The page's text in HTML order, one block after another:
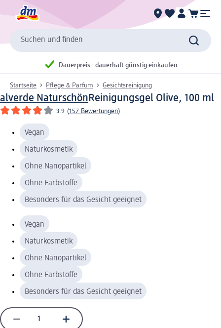
Suchen und finden
Dauerpreis - dauerhaft günstig einkaufen
Startseite Pflege & Parfum Gesichtsreinigung
alverde NaturschönReinigungsgel Olive, 100 ml
3.9 (157 Bewertungen)
Vegan
Naturkosmetik
Ohne Nanopartikel
Ohne Farbstoffe
Besonders für das Gesicht geeignet
Vegan
Naturkosmetik
Ohne Nanopartikel
Ohne Farbstoffe
Besonders für das Gesicht geeignet